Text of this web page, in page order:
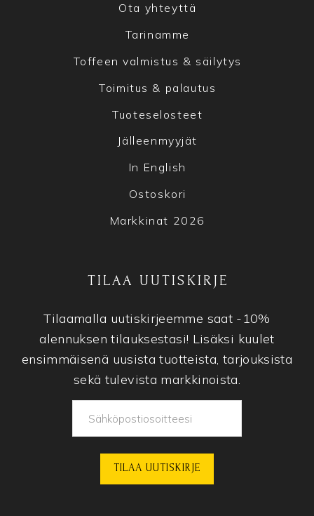
Ota yhteyttä
Tarinamme
Toffeen valmistus & säilytys
Toimitus & palautus
Tuoteselosteet
Jälleenmyyjät
In English
Ostoskori
Markkinat 2026
TILAA UUTISKIRJE
Tilaamalla uutiskirjeemme saat -10%
alennuksen tilauksestasi! Lisäksi kuulet
ensimmäisenä uusista tuotteista, tarjouksista
sekä tulevista markkinoista.